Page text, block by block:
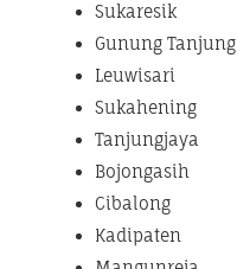
Sukaresik
Gunung Tanjung
Leuwisari
Sukahening
Tanjungjaya
Bojongasih
Cibalong
Kadipaten